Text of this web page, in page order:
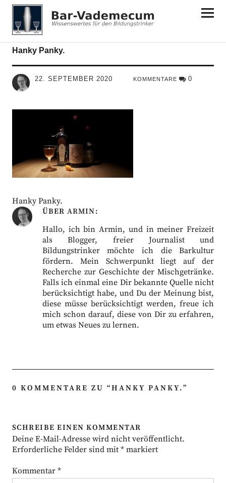
Bar-Vademecum
Hanky Panky.
22. SEPTEMBER 2020 KOMMENTARE 0
Hanky Panky.
ÜBER ARMIN
Hallo, ich bin Armin, und in meiner Freizeit
als Blogger, freier Journalist und
Bildungstrinker möchte ich die Barkultur
fördern. Mein Schwerpunkt liegt auf der
Recherche zur Geschichte der Mischgetränke.
Falls ich einmal eine Dir bekannte Quelle nicht
berücksichtigt habe, und Du der Meinung bist,
diese müsse berücksichtigt werden, freue ich
mich schon darauf, diese von Dir zu erfahren,
um etwas Neues zu lernen.
0 KOMMENTARE ZU “HANKY PANKY.”
SCHREIBE EINEN KOMMENTAR
Deine E-Mail-Adresse wird nicht veröffentlicht.
Erforderliche Felder sind mit *markiert
Kommentar *